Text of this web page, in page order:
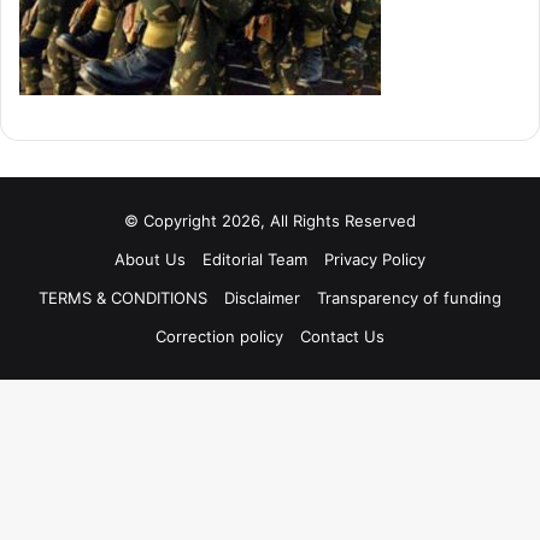
© Copyright 2026, All Rights Reserved
About Us
Editorial Team
Privacy Policy
TERMS & CONDITIONS
Disclaimer
Transparency of funding
Correction policy
Contact Us